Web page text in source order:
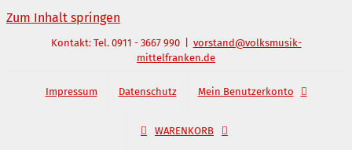
Zum Inhalt springen
Kontakt: Tel. 0911 - 3667 990
vorstand@volksmusik-
mittelfranken.de
Impressum Datenschutz Mein Benutzerkonto
WARENKORB